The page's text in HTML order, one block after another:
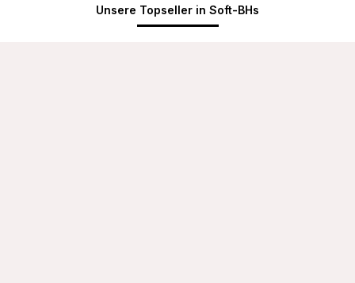
Unsere Topseller in Soft-BHs